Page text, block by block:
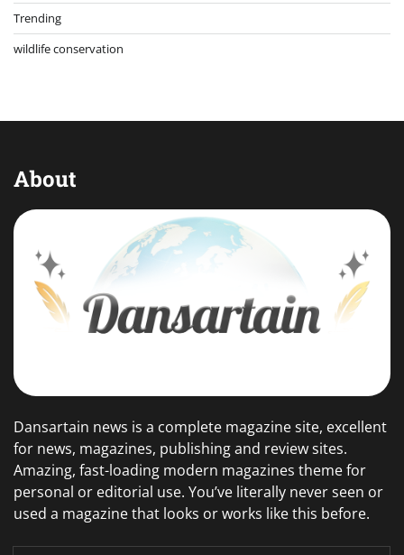
Trending
wildlife conservation
About
Dansartain news is a complete magazine site, excellent
for news, magazines, publishing and review sites.
Amazing, fast-loading modern magazines theme for
personal or editorial use. You’ve literally never seen or
used a magazine that looks or works like this before.